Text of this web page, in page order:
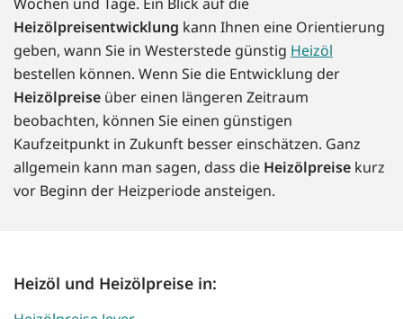
Heizölpreisentwicklung kann Ihnen eine Orientierung
geben, wann Sie in Westerstede günstig Heizöl
bestellen können. Wenn Sie die Entwicklung der
Heizölpreise über einen längeren Zeitraum
beobachten, können Sie einen günstigen
Kaufzeitpunkt in Zukunft besser einschätzen. Ganz
allgemein kann man sagen, dass die Heizölpreise kurz
vor Beginn der Heizperiode ansteigen.
Heizöl und Heizölpreise in: